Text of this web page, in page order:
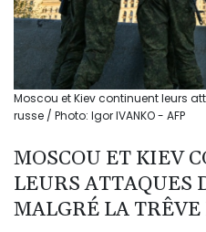
Moscou et Kiev continuent leurs
russe / Photo: Igor IVANKO - AFP
MOSCOU ET KIEV
LEURS ATTAQUES
MALGRÉ LA TRÊVE